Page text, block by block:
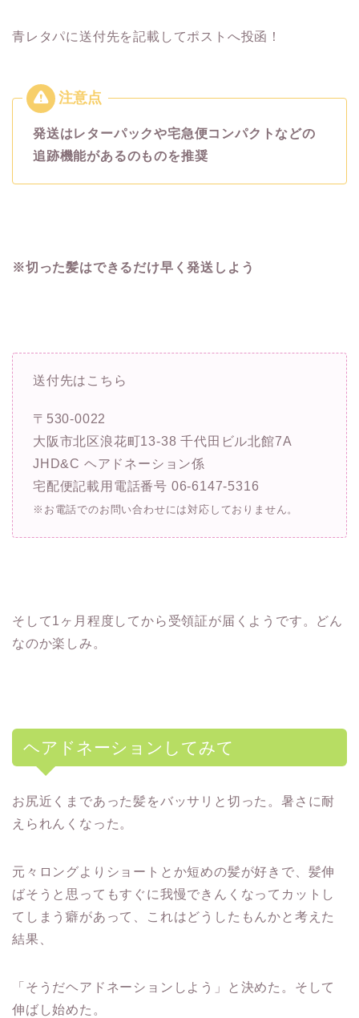
青レタパに送付先を記載してポストへ投函！
発送はレターパックや宅急便コンパクトなどの
追跡機能があるのものを推奨
※切った髪はできるだけ早く発送しよう
送付先はこちら
〒530-0022
大阪市北区浪花町13-38 千代田ビル北館7A
JHD&C ヘアドネーション係
宅配便記載用電話番号 06-6147-5316
※お電話でのお問い合わせには対応しておりません。
そして1ヶ月程度してから受領証が届くようです。どん
なのか楽しみ。
ヘアドネーションしてみて
お尻近くまであった髪をバッサリと切った。暑さに耐
えられんくなった。
元々ロングよりショートとか短めの髪が好きで、髪伸
ばそうと思ってもすぐに我慢できんくなってカットし
てしまう癖があって、これはどうしたもんかと考えた
結果、
「そうだヘアドネーションしよう」と決めた。そして
伸ばし始めた。